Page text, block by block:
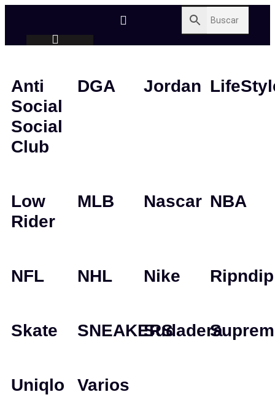
Anti
Social
Social
Club
DGA Jordan
Low
Rider
MLB Nascar NBA
NFL NHL Nike Ripndip
Skate SNEAKERSSudadera
Uniqlo Varios